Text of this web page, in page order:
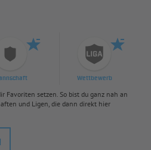
Wettbewerb
Favoriten setzen. So bist du ganz nah an
und Ligen, die dann direkt hier